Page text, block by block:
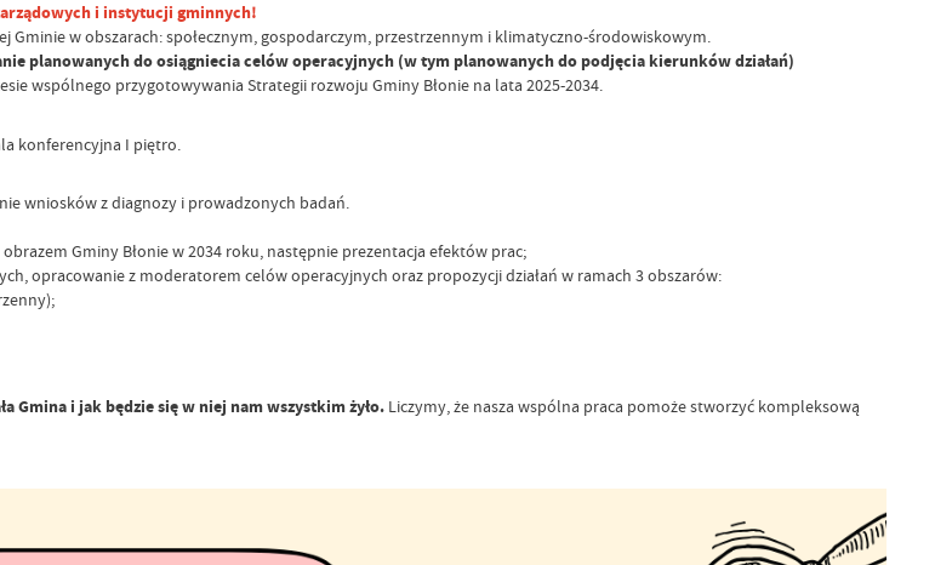
i instytucji gminnych!
Gminie w obszarach: społecznym, gospodarczym, przestrzennym i klimatyczno-środowiskowym.
planowanych do osiągniecia celów operacyjnych (w tym planowanych do podjęcia kierunków działań)
wspólnego przygotowywania Strategii rozwoju Gminy Błonie na lata 2025-2034.
konferencyjna I piętro.
wniosków z diagnozy i prowadzonych badań.
Gminy Błonie w 2034 roku, następnie prezentacja efektów prac;
opracowanie z moderatorem celów operacyjnych oraz propozycji działań w ramach 3 obszarów:
Gmina i jak będzie się w niej nam wszystkim żyło. Liczymy, że nasza wspólna praca pomoże stworzyć kompleksową